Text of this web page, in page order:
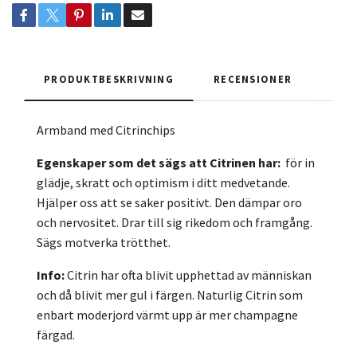
PRODUKTBESKRIVNING RECENSIONER
Armband med Citrinchips
Egenskaper som det sägs att Citrinen har: för in
glädje, skratt och optimism i ditt medvetande.
Hjälper oss att se saker positivt. Den dämpar oro
och nervositet. Drar till sig rikedom och framgång.
Sägs motverka trötthet.
Info:Citrin har ofta blivit upphettad av människan
och då blivit mer gul i färgen. Naturlig Citrin som
enbart moderjord värmt upp är mer champagne
färgad.